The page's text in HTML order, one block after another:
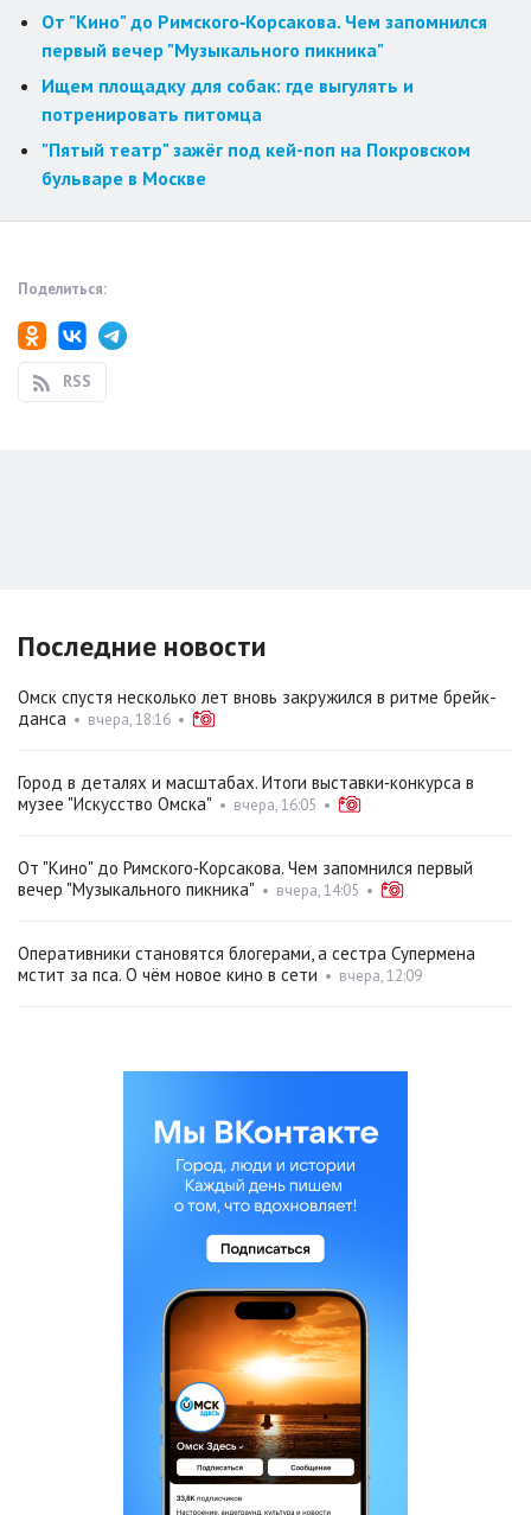
От "Кино" до Римского‑Корсакова. Чем запомнился
первый вечер "Музыкального пикника"
Ищем площадку для собак: где выгулять и
потренировать питомца
"Пятый театр" зажёг под кей-поп на Покровском
бульваре в Москве
Поделиться:
RSS
Последние новости
Омск спустя несколько лет вновь закружился в ритме брейк-
данса • вчера, 18:16 •
Город в деталях и масштабах. Итоги выставки‑конкурса в
музее "Искусство Омска" • вчера, 16:05 •
От "Кино" до Римского‑Корсакова. Чем запомнился первый
вечер "Музыкального пикника" • вчера, 14:05 •
Оперативники становятся блогерами, а сестра Супермена
мстит за пса. О чём новое кино в сети • вчера, 12:09